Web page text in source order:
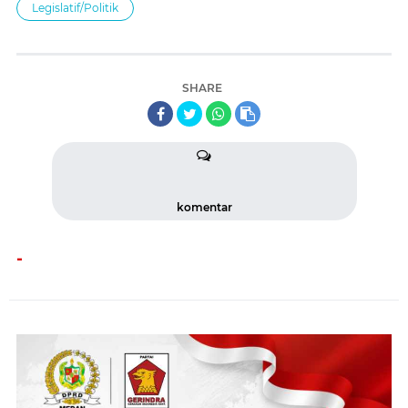
Legislatif/Politik
SHARE
komentar
-